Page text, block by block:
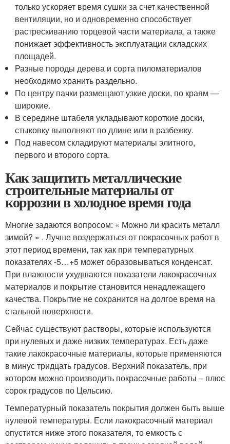
только ускоряет время сушки за счет качественной
вентиляции, но и одновременно способствует
растрескиванию торцевой части материала, а также
понижает эффективность эксплуатации складских
площадей.
Разные породы дерева и сорта пиломатериалов
необходимо хранить раздельно.
По центру пачки размещают узкие доски, по краям —
широкие.
В середине штабеля укладывают короткие доски,
стыковку выполняют по длине или в разбежку.
Под навесом складируют материалы элитного,
первого и второго сорта.
Как защитить металлические
строительные материалы от
коррозии в холодное время года
Многие задаются вопросом: « Можно ли красить металл
зимой? » . Лучше воздержаться от покрасочных работ в
этот период времени, так как при температурных
показателях -5…+5 может образовываться конденсат.
При влажности ухудшаются показатели лакокрасочных
материалов и покрытие становится ненадлежащего
качества. Покрытие не сохранится на долгое время на
стальной поверхности.
Сейчас существуют растворы, которые используются
при нулевых и даже низких температурах. Есть даже
такие лакокрасочные материалы, которые применяются
в минус тридцать градусов. Верхний показатель, при
котором можно производить покрасочные работы – плюс
сорок градусов по Цельсию.
Температурный показатель покрытия должен быть выше
нулевой температуры. Если лакокрасочный материал
опустится ниже этого показателя, то емкость с